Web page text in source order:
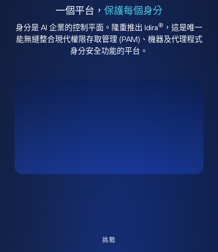
一個平台， 保護每個身分
身分是 AI 企業的控制平面。隆重推出 Idira® ，這是唯一
能無縫整合現代權限存取管理 (PAM)、機器及代理程式
身分安全功能的平台。
挑戰